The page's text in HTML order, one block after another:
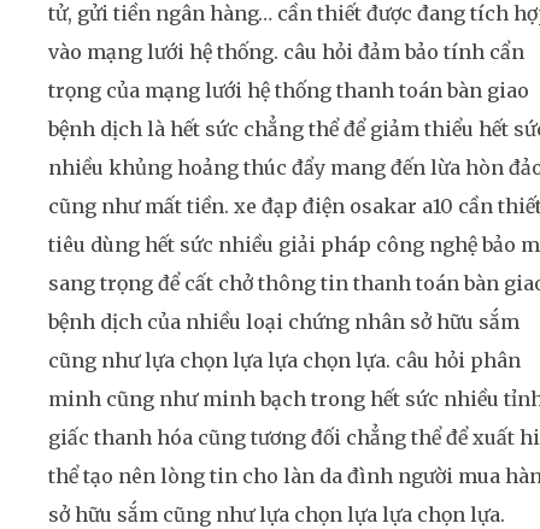
tử, gửi tiền ngân hàng… cần thiết được đang tích
vào mạng lưới hệ thống. câu hỏi đảm bảo tính cẩn
trọng của mạng lưới hệ thống thanh toán bàn giao
bệnh dịch là hết sức chẳng thể để giảm thiểu hết
nhiều khủng hoảng thúc đẩy mang đến lừa hòn
cũng như mất tiền. xe đạp điện osakar a10 cần
tiêu dùng hết sức nhiều giải pháp công nghệ bảo
sang trọng để cất chở thông tin thanh toán bàn
bệnh dịch của nhiều loại chứng nhân sở hữu sắm
cũng như lựa chọn lựa lựa chọn lựa. câu hỏi phân
minh cũng như minh bạch trong hết sức nhiều
giấc thanh hóa cũng tương đối chẳng thể để xuất
thể tạo nên lòng tin cho làn da đình người mua
sở hữu sắm cũng như lựa chọn lựa lựa chọn lựa.